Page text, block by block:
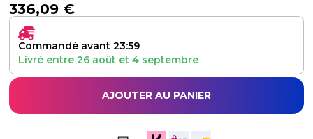
336,09 €
Commandé avant 23:59
Livré entre 26 août et 4 septembre
AJOUTER AU PANIER